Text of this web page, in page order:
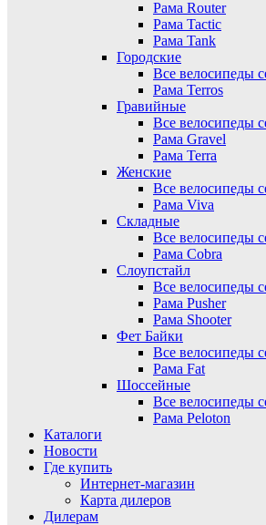
Рама Router
Рама Tactic
Рама Tank
Городские
Все велосипеды
Рама Terros
Гравийные
Все велосипеды
Рама Gravel
Рама Terra
Женские
Все велосипеды
Рама Viva
Складные
Все велосипеды
Рама Cobra
Слоупстайл
Все велосипеды
Рама Pusher
Рама Shooter
Фет Байки
Все велосипеды
Рама Fat
Шоссейные
Все велосипеды
Рама Peloton
Каталоги
Новости
Где купить
Интернет-магазин
Карта дилеров
Дилерам